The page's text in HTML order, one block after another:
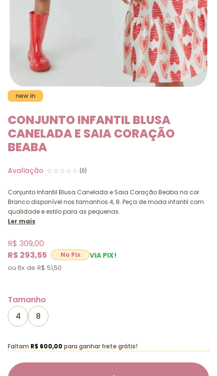
new in
CONJUNTO INFANTIL BLUSA
CANELADA E SAIA CORAÇÃO
BEABA
(0)
Conjunto Infantil Blusa Canelada e Saia Coração Beaba na cor
Branco disponível nos tamanhos 4, 8. Peça de moda infantil com
qualidade e estilo para as pequenas.
Ler mais
R$ 293,55 VIA PIX!
R$ 309,00
6x R$ 51,50
Tamanho
4
8
Faltam R$ 600,00 para ganhar frete grátis!